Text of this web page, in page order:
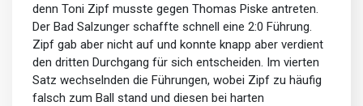
denn Toni Zipf musste gegen Thomas Piske antreten.
Der Bad Salzunger schaffte schnell eine 2:0 Führung.
Zipf gab aber nicht auf und konnte knapp aber verdient
den dritten Durchgang für sich entscheiden. Im vierten
Satz wechselnden die Führungen, wobei Zipf zu häufig
falsch zum Ball stand und diesen bei harten